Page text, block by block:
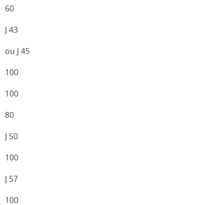
60
J 43
ou J 45
100
100
80
J 50
100
J 57
100